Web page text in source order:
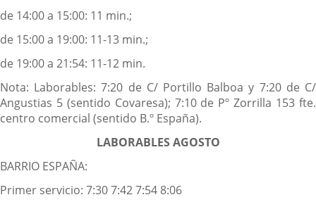
de 14:00 a 15:00: 11 min.;
de 15:00 a 19:00: 11-13 min.;
de 19:00 a 21:54: 11-12 min.
Nota: Laborables: 7:20 de C/ Portillo Balboa y 7:20 de C/
Angustias 5 (sentido Covaresa); 7:10 de Pº Zorrilla 153 fte.
centro comercial (sentido B.º España).
LABORABLES AGOSTO
BARRIO ESPAÑA:
Primer servicio: 7:30 7:42 7:54 8:06